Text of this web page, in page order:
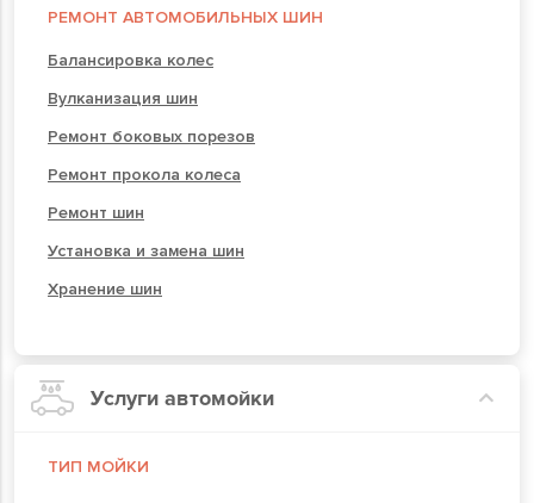
РЕМОНТ АВТОМОБИЛЬНЫХ ШИН
Балансировка колес
Вулканизация шин
Ремонт боковых порезов
Ремонт прокола колеса
Ремонт шин
Установка и замена шин
Хранение шин
Услуги автомойки
ТИП МОЙКИ